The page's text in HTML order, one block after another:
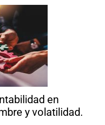
en
y volatilidad.